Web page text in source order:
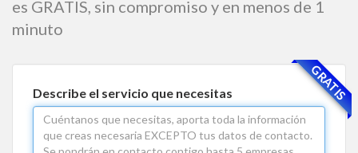
es GRATIS, sin compromiso y en menos de 1
minuto
GRATIS
Describe el servicio que necesitas